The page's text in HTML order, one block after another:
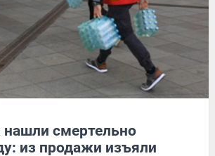
нашли смертельно
из продажи изъяли